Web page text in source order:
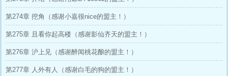
第274章 挖角（感谢小嘉很nice的盟主！）
第275章 且看你起高楼（感谢影仙齐天的盟主！）
第276章 沪上见（感谢醉闻桃花酿的盟主！）
第277章 人外有人（感谢白毛的狗的盟主！）